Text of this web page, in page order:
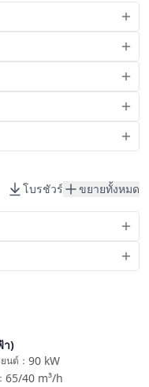
โบรชัวร์ ขยายทั้งหมด
า)
90 kW
ยนต์ ：
65/40 m³/h
：